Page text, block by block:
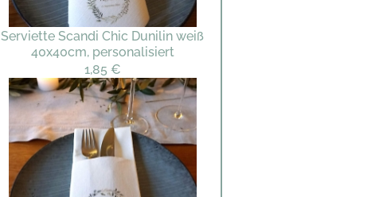
Serviette Scandi Chic Dunilin weiß
40x40cm, personalisiert
1,85 €